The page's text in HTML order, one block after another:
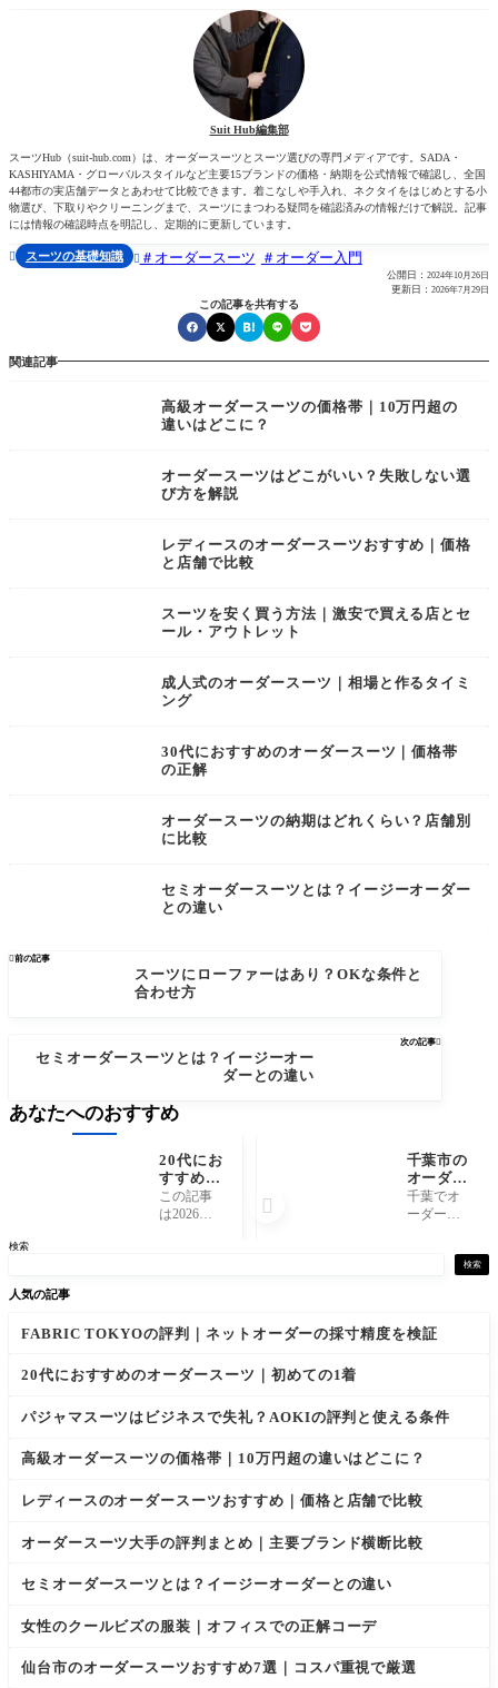
Suit Hub編集部
スーツHub（suit-hub.com）は、オーダースーツとスーツ選びの専門メディアです。SADA・
KASHIYAMA・グローバルスタイルなど主要15ブランドの価格・納期を公式情報で確認し、全国
44都市の実店舗データとあわせて比較できます。着こなしや手入れ、ネクタイをはじめとする小
物選び、下取りやクリーニングまで、スーツにまつわる疑問を確認済みの情報だけで解説。記事
には情報の確認時点を明記し、定期的に更新しています。
 スーツの基礎知識  オーダースーツ オーダー入門
公開日： 2024年10月26日
更新日： 2026年7月29日
この記事を共有する
関連記事
高級オーダースーツの価格帯｜10万円超の
違いはどこに？
オーダースーツはどこがいい？失敗しない選
び方を解説
レディースのオーダースーツおすすめ｜価格
と店舗で比較
スーツを安く買う方法｜激安で買える店とセ
ール・アウトレット
成人式のオーダースーツ｜相場と作るタイミ
ング
30代におすすめのオーダースーツ｜価格帯
の正解
オーダースーツの納期はどれくらい？店舗別
に比較
セミオーダースーツとは？イージーオーダー
との違い
前の記事
スーツにローファーはあり？OKな条件と
合わせ方
次の記事
セミオーダースーツとは？イージーオー
ダーとの違い
検索
検索
人気の記事
FABRIC TOKYOの評判｜ネットオーダーの採寸精度を検証
20代におすすめのオーダースーツ｜初めての1着
パジャマスーツはビジネスで失礼？AOKIの評判と使える条件
高級オーダースーツの価格帯｜10万円超の違いはどこに？
レディースのオーダースーツおすすめ｜価格と店舗で比較
オーダースーツ大手の評判まとめ｜主要ブランド横断比較
セミオーダースーツとは？イージーオーダーとの違い
女性のクールビズの服装｜オフィスでの正解コーデ
仙台市のオーダースーツおすすめ7選｜コスパ重視で厳選
あなたへのおすすめ
20代にお
すすめの
オーダー
スーツ｜
この記事
は2026年7
ンの内容
れる場合
め、最新
情報は各
千葉市の
オーダー
スーツお
すすめ7
千葉でオ
ーダース
と近隣エ
く分かれ
ます。 結
